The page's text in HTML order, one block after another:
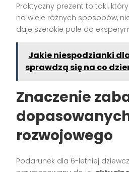
Praktyczny prezent to taki,
na wiele różnych sposobów,
daje szerokie pole do
Jakie niespodzianki
sprawdzą się na co
Znaczenie
rozwojowego
Podarunek dla 6-letniej